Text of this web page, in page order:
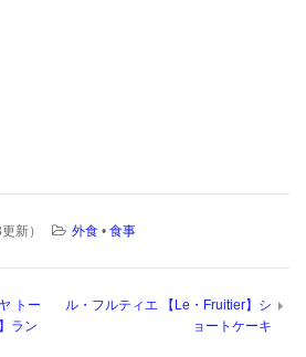
新） 外食 • 食事
トー
ラン
ル・フルティエ 【Le・Fruitier】シ
ョートケーキ